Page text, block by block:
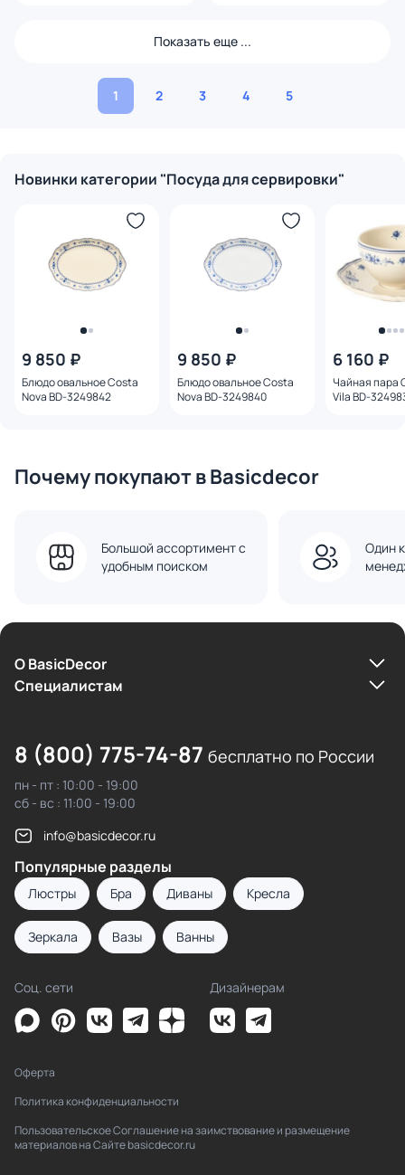
Показать еще ...
1 2 3 4 5
Новинки категории "Посуда для сервировки"
9 850 ₽
Блюдо овальное Costa
Nova BD-3249842
9 850 ₽
Блюдо овальное Costa
Nova BD-3249840
6 160 ₽
Чайная пара
Vila BD-
Почему покупают в Basicdecor
Большой ассортимент с
удобным поиском
Один
О BasicDecor
Cпециалистам
8 (800) 775-74-87 бесплатно по России
пн - пт : 10:00 - 19:00
сб - вс : 11:00 - 19:00
info@basicdecor.ru
Популярные разделы
Люстры Бра Диваны Кресла
Зеркала Вазы Ванны
Соц. сети Дизайнерам
Оферта
Политика конфиденциальности
Пользовательское Соглашение на заимствование и размещение
материалов на Сайте basicdecor.ru